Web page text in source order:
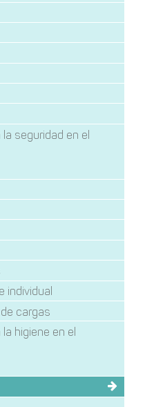
seguridad en el
individual
cargas
higiene en el